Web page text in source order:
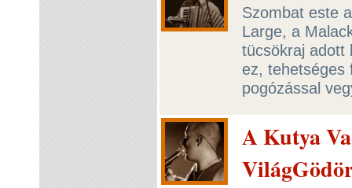
Szombat este
Large, a
tücsökraj adott
ez, tehetséges
pogózással
A Kutya